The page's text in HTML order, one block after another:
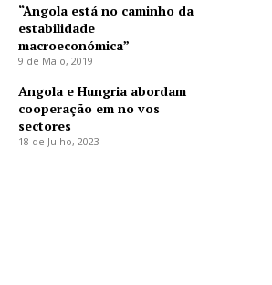
“Angola está no caminho da
estabilidade
macroeconómica”
9 de Maio, 2019
Angola e Hungria abordam
cooperação em no vos
sectores
18 de Julho, 2023